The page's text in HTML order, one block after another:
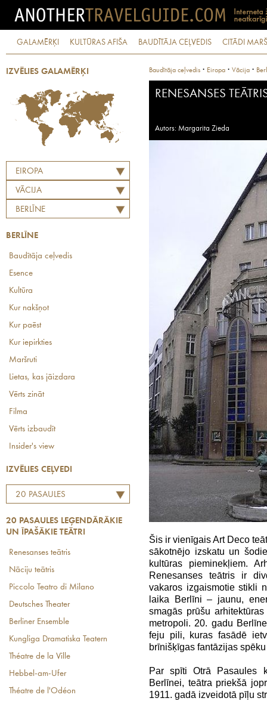
GALAMĒRĶI KULTŪRAS AFIŠA BAUDĪTĀJA CEĻVEDIS CITĀDI
IZVĒLIES GALAMĒRĶI
EIROPA
VĀCIJA
BERLĪNE
BERLĪNE
Baudītāja ceļvedis
Esence
Kultūra
Kur nakšņot
Kur paēst
Kur iepirkties
Maršruti
Lietas, kas jāizdara
Vērts zināt
Filma
Vērts izbaudīt
Insider's view
IZVĒLIES CEĻVEDI
20 PASAULES
ĪPAŠĀKIE TEĀTRI
20 PASAULES LEĢENDĀRĀKIE
UN ĪPAŠĀKIE TEĀTRI
Renesanses teātris
Nāciju teātris
Piccolo Teatro di Milano
Deutsches Theater
Berliner Ensemble
Kungliga Dramatiska Teatern
Théatre de la Ville
Hebbel-am-Ufer
Théatre de l'Odéon
Baudītāja ceļvedis · Eiropa · Vācija ·
RENESANSES
Autors: Margarita Zieda
Šis ir vienīgais Art Deco
sākotnējo izskatu un
kultūras pieminekļiem.
Renesanses teātris ir
vakaros izgaismotie stikli
laika Berlīni – jaunu,
smagās prūšu
metropoli. 20. gadu
feju pili, kuras fasādē
brīnišķīgas fantāzijas
Par spīti Otrā Pasaules
Berlīnei, teātra priekšā
1911. gadā izveidotā pīļu